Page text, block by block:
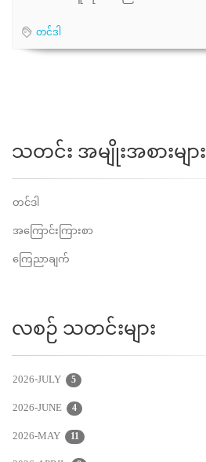
တင်ဒါ
သတင်း အမျိုးအစားများ
တင်ဒါ
အကြောင်းကြားစာ
ကြေညာချက်
လစဉ် သတင်းများ
2026-JULY 5
2026-JUNE 4
2026-MAY 11